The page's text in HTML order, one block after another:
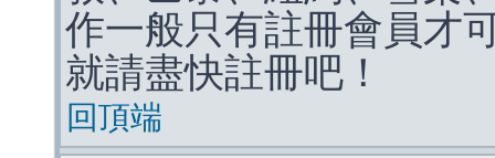
作一般只有註冊會員才
就請盡快註冊吧！
回頂端